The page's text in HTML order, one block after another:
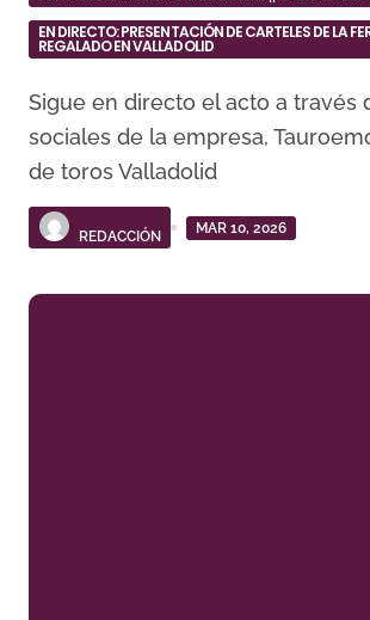
EN DIRECTO: PRESENTACIÓN DE CARTELES DE LA
REGALADO EN VALLADOLID
Sigue en directo el acto a través de las redes
sociales de la empresa,
de toros Valladolid
REDACCIÓN
MAR 10, 2026